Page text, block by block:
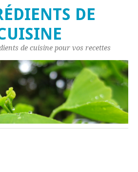
DE
de cuisine pour vos recettes